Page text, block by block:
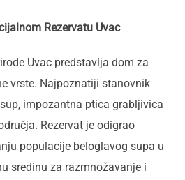
Rezervatu Uvac
Uvac predstavlja dom za
vrste. Najpoznatiji stanovnik
impozantna ptica grabljivica
Rezervat je odigrao
populacije beloglavog supa u
sredinu za razmnožavanje i